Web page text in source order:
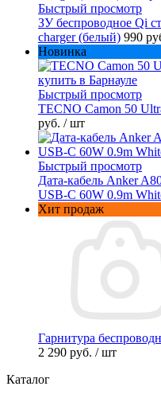
Быстрый просмотр
ЗУ беспроводное Qi
charger (белый) 990
Новинка
Быстрый просмотр
TECNO Camon 50
руб. / шт
Быстрый просмотр
Дата-кабель Anker
USB-C 60W 0.9m
Хит продаж
Гарнитура
2 290 руб. / шт
Каталог